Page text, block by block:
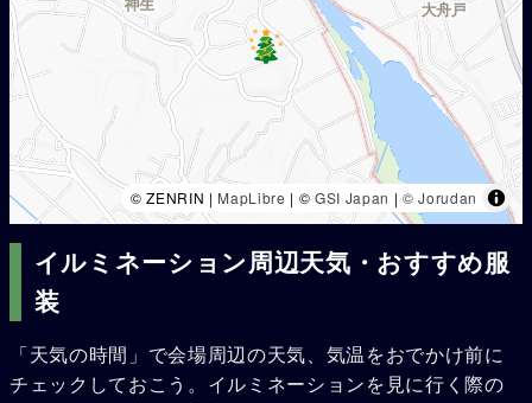
© ZENRIN | MapLibre | © GSI Japan | © Jorudan
イルミネーション周辺天気・おすすめ服
装
「天気の時間」で会場周辺の天気、気温をおでかけ前に
チェックしておこう。イルミネーションを見に行く際の